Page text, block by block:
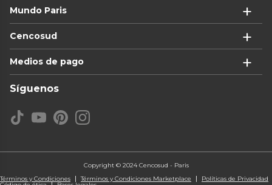
Mundo Paris
Cencosud
Medios de pago
Síguenos
Copyright © 2024 Cencosud - Paris
Términos y Condiciones
Términos y Condiciones Marketplace Políticas de Privacidad